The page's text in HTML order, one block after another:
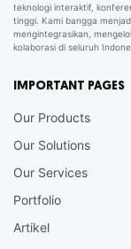
teknologi interaktif,
tinggi. Kami bangga
mengintegrasikan,
kolaborasi di seluruh
IMPORTANT PAGES
Our Products
Our Solutions
Our Services
Portfolio
Artikel